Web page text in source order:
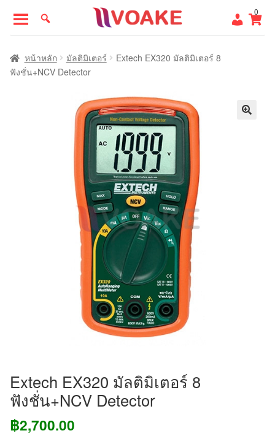
to
navigation
to
content
0
หน้าแรก
หน้าหลัก มัลติมิเตอร์
Extech EX320 มัลติมิเตอร์ 8
ฟังชั่น+NCV Detector
Extech EX320 มัลติมิเตอร์ 8
ฟังชั่น+NCV Detector
฿2,700.00